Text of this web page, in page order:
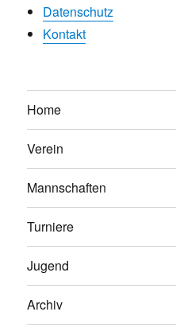
Datenschutz
Kontakt
Home
Verein
Mannschaften
Turniere
Jugend
Archiv